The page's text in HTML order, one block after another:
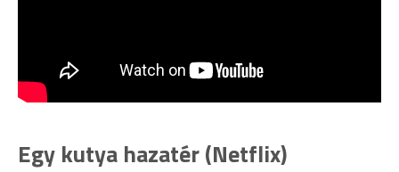
Egy kutya hazatér (Netflix)